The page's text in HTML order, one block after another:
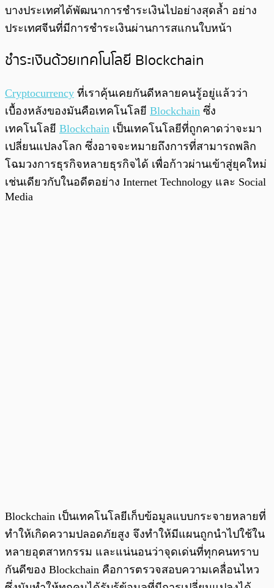
บางประเทศได้พัฒนาการชำระเงินไปอย่างสุดล้ำ อย่าง
ประเทศจีนที่มีการชำระเงินผ่านการสแกนใบหน้า
ชำระเงินด้วยเทคโนโลยี Blockchain
Cryptocurrency ที่เราคุ้นเคยกันดีหลายคนรู้อยู่แล้วว่า
เบื้องหลังของมันคือเทคโนโลยี Blockchain ซึ่ง
เทคโนโลยี Blockchain เป็นเทคโนโลยีที่ถูกคาดว่าจะมา
เปลี่ยนแปลงโลก ซึ่งอาจจะหมายถึงการที่สามารถพลิก
โฉมวงการธุรกิจหลายธุรกิจได้ เพื่อก้าวผ่านเข้าสู่ยุคใหม่
เช่นเดียวกับในอดีตอย่าง Internet Technology และ Social
Media
Blockchain เป็นเทคโนโลยีเก็บข้อมูลแบบกระจายหลายที่
ทำให้เกิดความปลอดภัยสูง จึงทำให้มีแผนถูกนำไปใช้ใน
หลายอุตสาหกรรม และแน่นอนว่าจุดเด่นที่ทุกคนทราบ
กันดีของ Blockchain คือการตรวจสอบความเคลื่อนไหว